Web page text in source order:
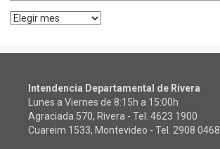
Archivos
Intendencia Departamental de Rivera
Lunes a Viernes de 8:15h a 15:00h
Agraciada 570, Rivera - Tel. 4623 1900
Cuareim 1533, Montevideo - Tel. 2908 0468